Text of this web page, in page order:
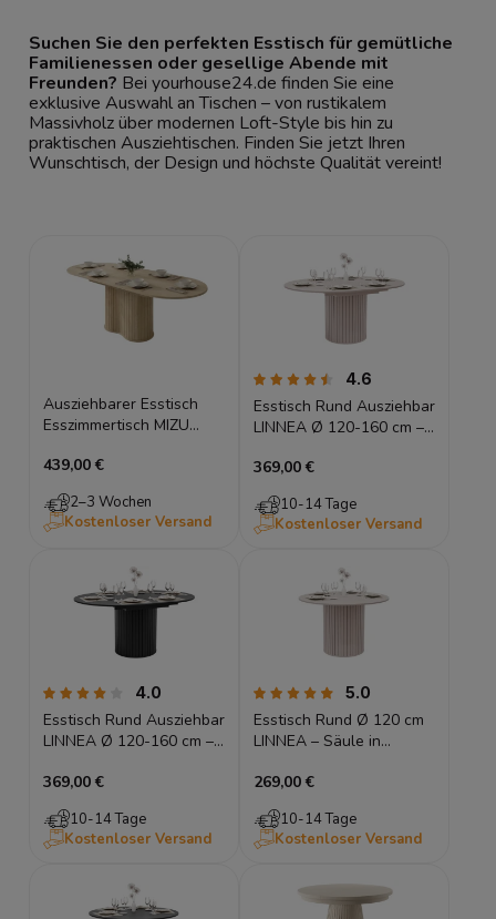
Suchen Sie den perfekten Esstisch für gemütliche
Familienessen oder gesellige Abende mit
Freunden? Bei yourhouse24.de finden Sie eine
exklusive Auswahl an Tischen – von rustikalem
Massivholz über modernen Loft-Style bis hin zu
praktischen Ausziehtischen. Finden Sie jetzt Ihren
Wunschtisch, der Design und höchste Qualität vereint!
Ausziehbarer Esstisch
Esszimmertisch MIZU
Eiche, Lamellen
439,00 €
2–3 Wochen
Kostenloser Versand
4.6
Esstisch Rund Ausziehbar
LINNEA Ø 120-160 cm –
– Kaschmir / Beige
369,00 €
10-14 Tage
Kostenloser Versand
4.0
Esstisch Rund Ausziehbar
LINNEA Ø 120-160 cm –
– Schwarz Matt
369,00 €
10-14 Tage
Kostenloser Versand
5.0
Esstisch Rund Ø 120 cm
LINNEA – Säule in
Kaschmir / Beige
269,00 €
10-14 Tage
Kostenloser Versand